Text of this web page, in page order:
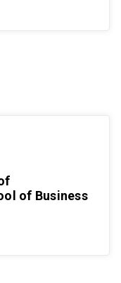
of Business